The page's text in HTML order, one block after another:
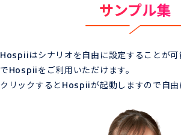
サンプル集
Hospiiはシナリオを自由に設定することが可
でHospiiをご利用いただけます。
クリックするとHospiiが起動しますので自由